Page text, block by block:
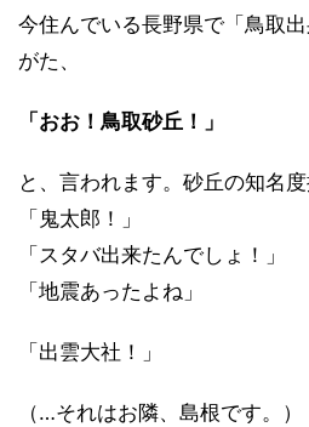
今住んでいる長野県で「鳥取
がた、
「おお！鳥取砂丘！」
と、言われます。砂丘の知名
「鬼太郎！」
「スタバ出来たんでしょ！」
「地震あったよね」
「出雲大社！」
（…それはお隣、島根です。）